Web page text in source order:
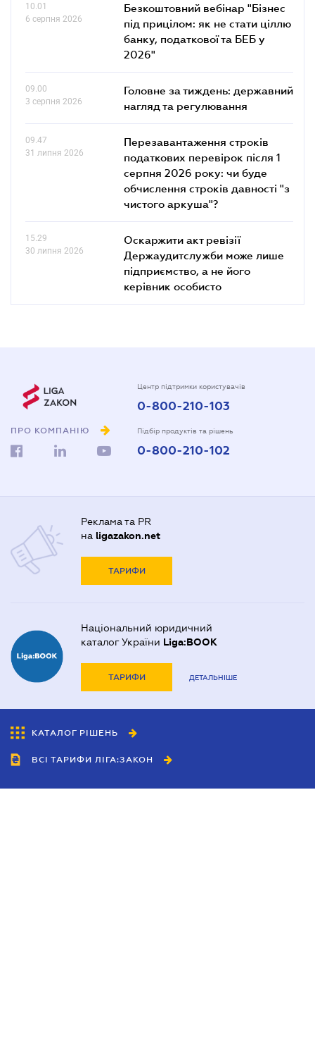
10.01
6 серпня 2026
Безкоштовний вебінар "Бізнес
під прицілом: як не стати ціллю
банку, податкової та БЕБ у
2026"
09.00
3 серпня 2026
Головне за тиждень: державний
нагляд та регулювання
09.47
31 липня 2026
Перезавантаження строків
податкових перевірок після 1
серпня 2026 року: чи буде
обчислення строків давності "з
чистого аркуша"?
15.29
30 липня 2026
Оскаржити акт ревізії
Держаудитслужби може лише
підприємство, а не його
керівник особисто
ПРО КОМПАНІЮ
Центр підтримки користувачів
0-800-210-103
Підбір продуктів та рішень
0-800-210-102
Реклама та PR
на ligazakon.net
ТАРИФИ
Національний юридичний
каталог України Liga:BOOK
ТАРИФИ ДЕТАЛЬНІШЕ
КАТАЛОГ РІШЕНЬ
ВСІ ТАРИФИ ЛІГА:ЗАКОН